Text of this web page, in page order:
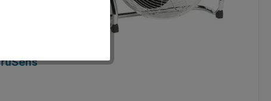
Filter koolstof voor Leitz TruSens Z-